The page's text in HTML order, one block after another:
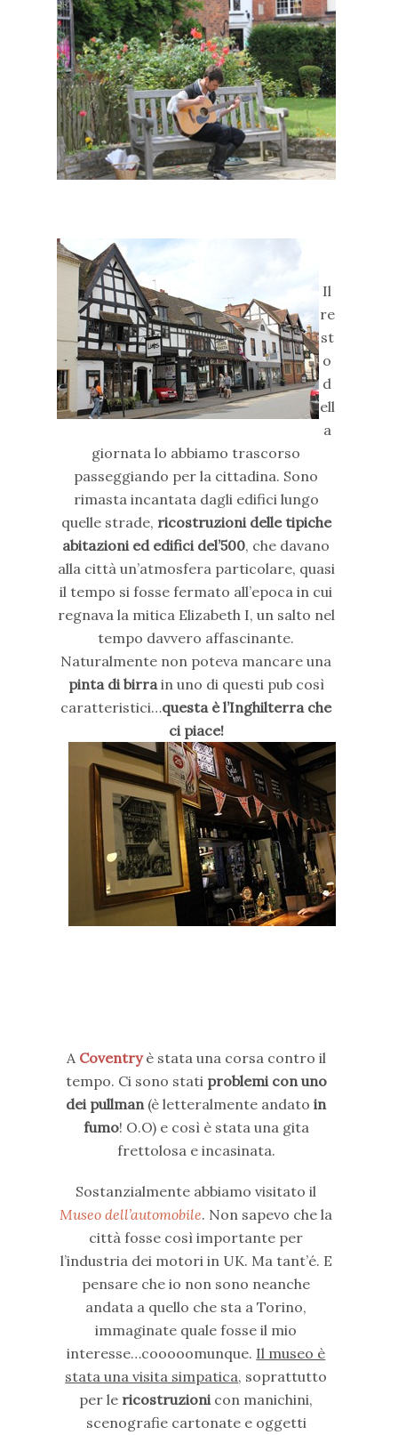
Il
re
st
o
d
ell
a
giornata lo abbiamo trascorso
passeggiando per la cittadina. Sono
rimasta incantata dagli edifici lungo
quelle strade, ricostruzioni delle tipiche
abitazioni ed edifici del’500, che davano
alla città un’atmosfera particolare, quasi
il tempo si fosse fermato all’epoca in cui
regnava la mitica Elizabeth I, un salto nel
tempo davvero affascinante.
Naturalmente non poteva mancare una
pinta di birrain uno di questi pub così
caratteristici…questa è l’Inghilterra che
ci piace!
A Coventryè stata una corsa contro il
tempo. Ci sono stati problemi con uno
dei pullman(è letteralmente andatoin
fumo! O.O) e così è stata una gita
frettolosa e incasinata.
Sostanzialmente abbiamo visitato il
Museo dell’automobile. Non sapevo che la
città fosse così importante per
l’industria dei motori in UK. Ma tant’é. E
pensare che io non sono neanche
andata a quello che sta a Torino,
immaginate quale fosse il mio
interesse…cooooomunque. Il museo è
stata una visita simpatica, soprattutto
per le ricostruzionicon manichini,
scenografie cartonate e oggetti